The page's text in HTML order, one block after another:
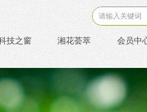
技之窗 湘花荟萃 会员中